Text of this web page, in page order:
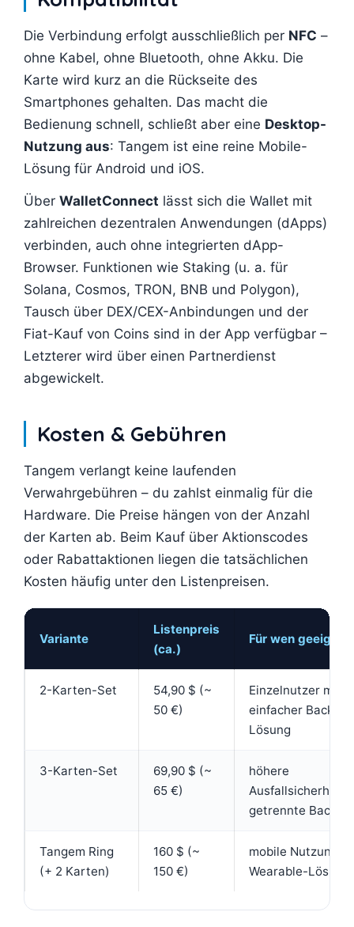
Die Verbindung erfolgt ausschließlich per NFC –
ohne Kabel, ohne Bluetooth, ohne Akku. Die
Karte wird kurz an die Rückseite des
Smartphones gehalten. Das macht die
Bedienung schnell, schließt aber eine Desktop-
Nutzung aus: Tangem ist eine reine Mobile-
Lösung für Android und iOS.
Über WalletConnect lässt sich die Wallet mit
zahlreichen dezentralen Anwendungen (dApps)
verbinden, auch ohne integrierten dApp-
Browser. Funktionen wie Staking (u. a. für
Solana, Cosmos, TRON, BNB und Polygon),
Tausch über DEX/CEX-Anbindungen und der
Fiat-Kauf von Coins sind in der App verfügbar –
Letzterer wird über einen Partnerdienst
abgewickelt.
Kosten & Gebühren
Tangem verlangt keine laufenden
Verwahrgebühren – du zahlst einmalig für die
Hardware. Die Preise hängen von der Anzahl
der Karten ab. Beim Kauf über Aktionscodes
oder Rabattaktionen liegen die tatsächlichen
Kosten häufig unter den Listenpreisen.
Variante
Listenpreis
(ca.)
Für wen geeignet
2-Karten-Set
54,90 $ (~
50 €)
Einzelnutzer mit
einfacher Backup-
Lösung
3-Karten-Set
69,90 $ (~
65 €)
höhere
Ausfallsicherheit,
getrennte
Tangem Ring
(+ 2 Karten)
160 $ (~
150 €)
mobile Nutzung,
Wearable-Lösung